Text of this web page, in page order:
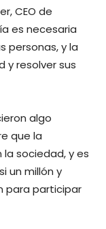
CEO de
es necesaria
personas, y la
y resolver sus
algo
que la
sociedad, y es
un millón y
para participar